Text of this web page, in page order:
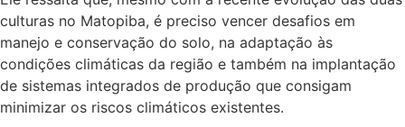
culturas no Matopiba, é preciso vencer desafios em
manejo e conservação do solo, na adaptação às
condições climáticas da região e também na implantação
de sistemas integrados de produção que consigam
minimizar os riscos climáticos existentes.